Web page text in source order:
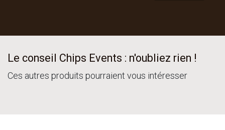
Le conseil Chips Events : n'oubliez rien !
Ces autres produits pourraient vous intéresser